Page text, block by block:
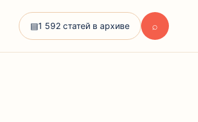
▤1 592 статей в архиве ⌕